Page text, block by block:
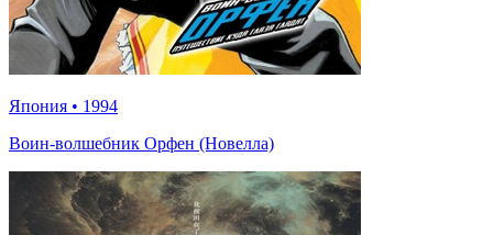
Япония • 1994
Воин-волшебник Орфен (Новелла)